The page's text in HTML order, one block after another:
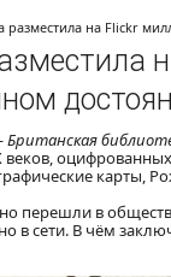
разместила на Flickr
Британская
веков,
карты,
перешли в
сети. В чём